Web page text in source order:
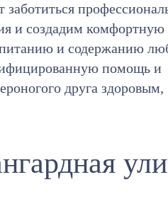
и создадим комфортную
и содержанию
помощь и
друга здоровым,